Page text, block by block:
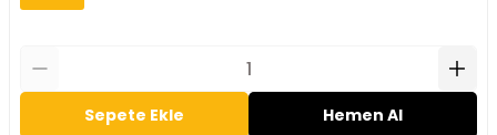
Sepete Ekle Hemen Al